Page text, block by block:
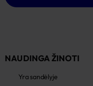
NAUDINGA ŽINOTI
Yra sandėlyje